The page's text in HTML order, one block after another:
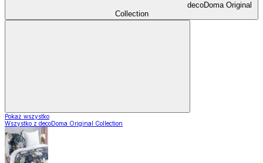
decoDoma Original
Collection
Pokaż wszystko
Wszystko z decoDoma Original Collection